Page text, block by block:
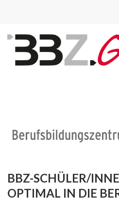
BBZ-SCHÜLER/
OPTIMAL IN DIE